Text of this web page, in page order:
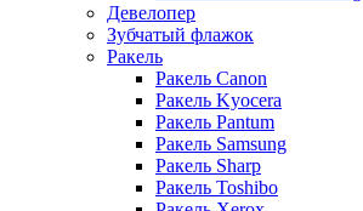
Девелопер
Зубчатый флажок
Ракель
Ракель Canon
Ракель Kyocera
Ракель Pantum
Ракель Samsung
Ракель Sharp
Ракель Toshibo